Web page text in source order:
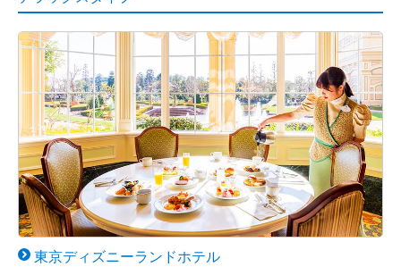
東京ディズニーランドホテル